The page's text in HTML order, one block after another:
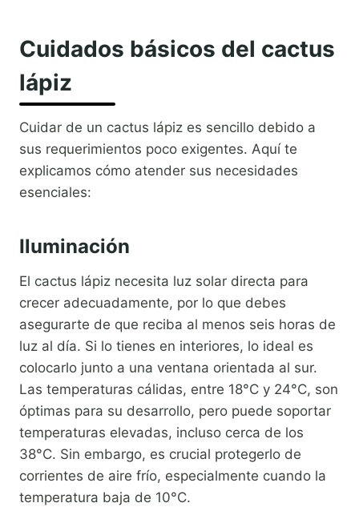
Cuidados básicos del cactus
lápiz
Cuidar de un cactus lápiz es sencillo debido a
sus requerimientos poco exigentes. Aquí te
explicamos cómo atender sus necesidades
esenciales:
Iluminación
El cactus lápiz necesita luz solar directa para
crecer adecuadamente, por lo que debes
asegurarte de que reciba al menos seis horas de
luz al día. Si lo tienes en interiores, lo ideal es
colocarlo junto a una ventana orientada al sur.
Las temperaturas cálidas, entre 18°C y 24°C, son
óptimas para su desarrollo, pero puede soportar
temperaturas elevadas, incluso cerca de los
38°C. Sin embargo, es crucial protegerlo de
corrientes de aire frío, especialmente cuando la
temperatura baja de 10°C.